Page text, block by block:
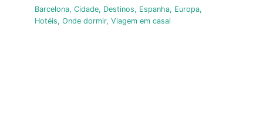
Barcelona, Cidade, Destinos, Espanha, Europa,
Hotéis, Onde dormir, Viagem em casal